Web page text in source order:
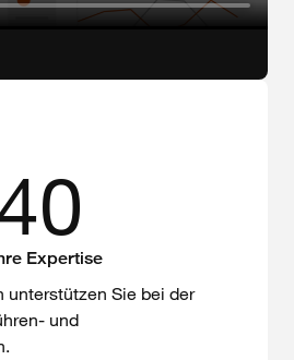
Expertise
unterstützen Sie bei der
und